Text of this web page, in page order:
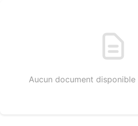
Aucun document